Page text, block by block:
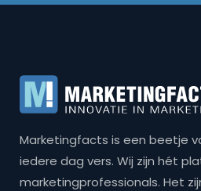
Marketingfacts is een beetje
iedere dag vers. Wij zijn hét
marketingprofessionals. Het